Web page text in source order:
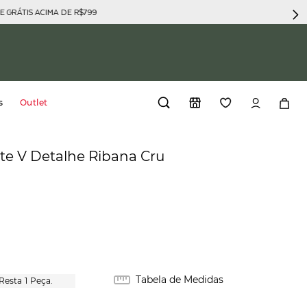
ACIMA DE R$799
Outlet
V Detalhe Ribana Cru
1 Peça. Tabela de Medidas